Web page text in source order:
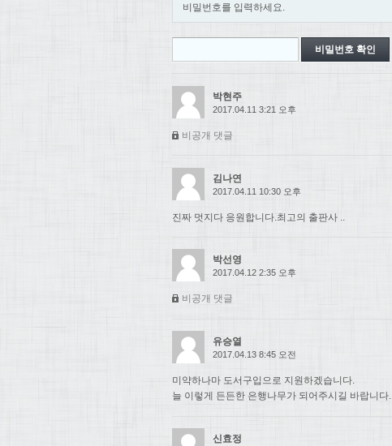
비밀번호를 입력하세요.
박현주
2017.04.11 3:21 오후
비공개 댓글
김나연
2017.04.11 10:30 오후
진짜 멋지다 응원합니다.최고의 출판사 ..
박선영
2017.04.12 2:35 오후
비공개 댓글
유승열
2017.04.13 8:45 오전
미약하나마 도서구입으로 지원하겠습니다.
늘 이렇게 든든한 은행나무가 되어주시길 바랍니다.
신효정